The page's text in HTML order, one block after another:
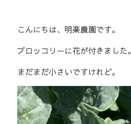
こんにちは、明楽農園です。
ブロッコリーに花が付きました。
まだまだ小さいですけれど。